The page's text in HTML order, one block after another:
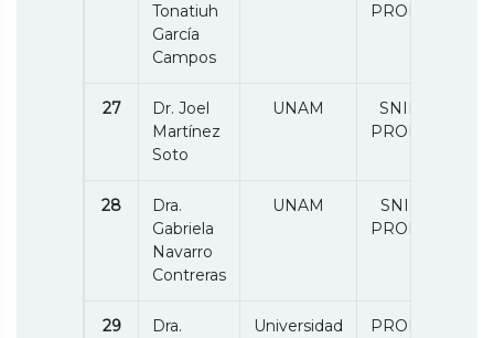
Tonatiuh
García
Campos
PRODEP
27
Dr. Joel
Martínez
Soto
UNAM
SNII 2 /
PRODEP
28
Dra.
Gabriela
Navarro
Contreras
UNAM
SNII 1 /
PRODEP
29
Dra.
Universidad
PRODEP